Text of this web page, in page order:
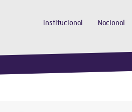
Institucional Nacional